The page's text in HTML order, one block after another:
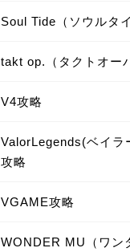
Soul Tide（ソウルタ
takt op.（タクトオー
V4攻略
ValorLegends(ベイラ
攻略
VGAME攻略
WONDER MU（ワン